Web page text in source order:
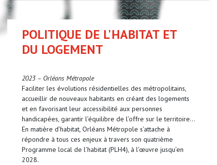
POLITIQUE DE L'HABITAT ET
DU LOGEMENT
2023 – Orléans Métropole
Faciliter les évolutions résidentielles des métropolitains,
accueillir de nouveaux habitants en créant des logements
et en favorisant leur accessibilité aux personnes
handicapées, garantir l’équilibre de l’offre sur le territoire…
En matière d’habitat, Orléans Métropole s’attache à
répondre à tous ces enjeux à travers son quatrième
Programme local de l’habitat (PLH4), à l’œuvre jusqu’en
2028.